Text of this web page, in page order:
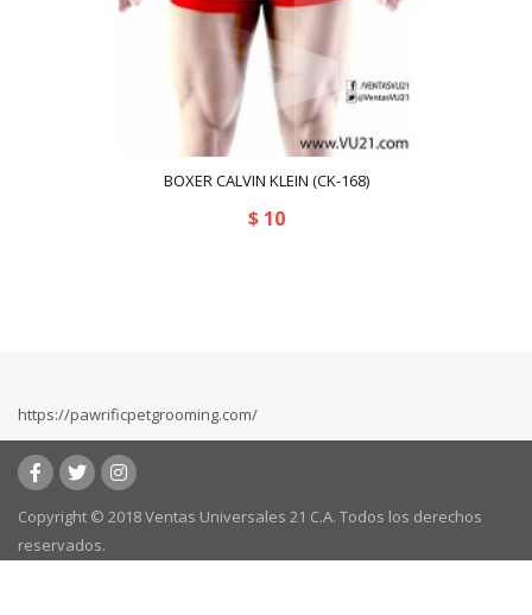
BOXER CALVIN KLEIN (CK-168)
$10
https://pawrificpetgrooming.com/
Copyright © 2018 Ventas Universales 21 C.A. Todos los derechos
reservados.